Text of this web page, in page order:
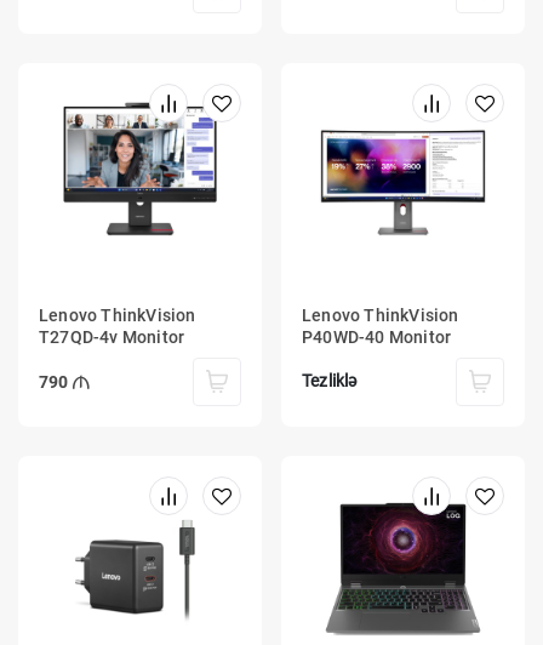
Lenovo ThinkVision
T27QD-4v Monitor
790
Lenovo ThinkVision
P40WD-40 Monitor
Tezliklə